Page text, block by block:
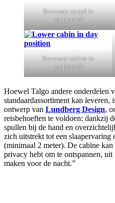
Bovenste coupé in
nachtstand
Bovenste cabine in
nachtstand
Hoewel Talgo andere onderdelen
standaardassortiment kan leveren,
ontwerp van Lundberg Design,
reisbehoeften te voldoen: dankzij
spullen bij de hand en
zich uitstrekt tot een slaapervaring
(minimaal 2 meter). De cabine
privacy hebt om te ontspannen,
maken voor de nacht.”